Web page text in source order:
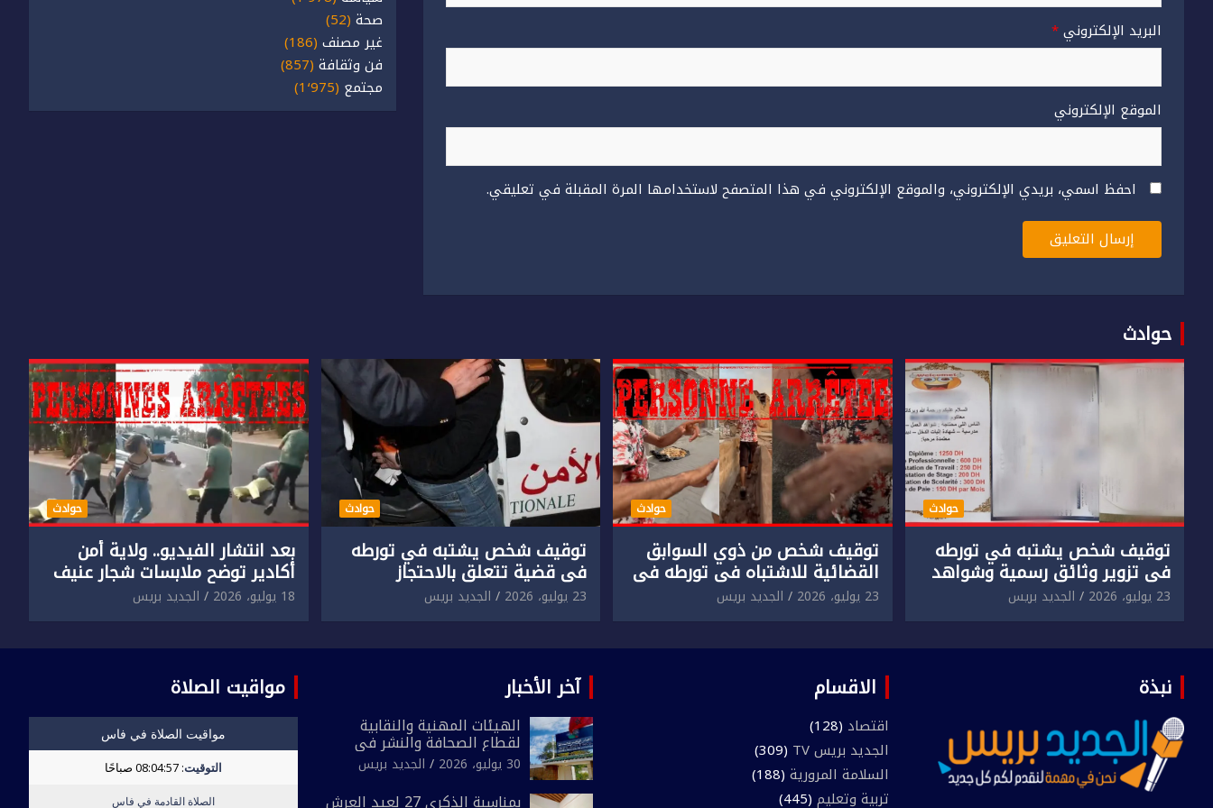
البريد الإلكتروني*
الموقع الإلكتروني
احفظ اسمي، بريدي الإلكتروني، والموقع الإلكتروني في هذا المتصفح لاستخدامها المرة المقبلة في تعليقي.
صحة (52)
غير مصنف (186)
فن وثقافة (857)
مجتمع (1٬975)
حوادث
حوادث
توقيف شخص يشتبه في تورطه
في تزوير وثائق رسمية وشواهد
دراسية وعرضها للبيع بمقابل
مادي.
23 يوليو، 2026 الجديد بريس
حوادث
توقيف شخص من ذوي السوابق
القضائية للاشتباه في تورطه في
الابتزاز المقرون باعتداء جسدي
في حق سائح أجنبي.
23 يوليو، 2026 الجديد بريس
حوادث
توقيف شخص يشتبه في تورطه
في قضية تتعلق بالاحتجاز
المقرون بارتكاب اعتداء جنسي
ومحاولة إضرام النار عمدا.
23 يوليو، 2026 الجديد بريس
حوادث
بعد انتشار الفيديو.. ولاية أمن
أكادير توضح ملابسات شجار عنيف
بين سائق وسيدتين
18 يوليو، 2026 الجديد بريس
نبذة الاقسام
اقتصاد (128)
الجديد بريس TV
(309)
السلامة المرورية (188)
تربية وتعليم (445)
آخر الأخبار
الهيئات المهنية والنقابية
لقطاع الصحافة والنشر في
المغرب تعلن رفضها القاطع
لـ”أي أجندة انتخابية مُعدة على
مقاس سياسي ومصلحي ضيق”
30 يوليو، 2026 الجديد بريس
بمناسبة الذكرى 27 لعيد العرش
مواقيت الصلاة